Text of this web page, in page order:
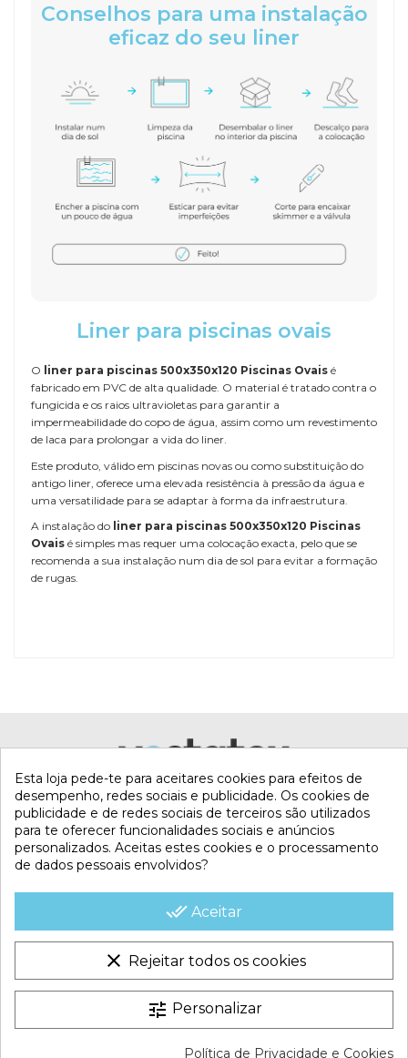
Conselhos para uma instalação
eficaz do seu liner
Liner para piscinas ovais
O liner para piscinas 500x350x120 Piscinas Ovais é
fabricado em PVC de alta qualidade. O material é tratado contra o
fungicida e os raios ultravioletas para garantir a
impermeabilidade do copo de água, assim como um revestimento
de laca para prolongar a vida do liner.
Este produto, válido em piscinas novas ou como substituição do
antigo liner, oferece uma elevada resistência à pressão da água e
uma versatilidade para se adaptar à forma da infraestrutura.
A instalação do liner para piscinas 500x350x120 Piscinas
Ovais é simples mas requer uma colocação exacta, pelo que se
recomenda a sua instalação num dia de sol para evitar a formação
de rugas.
CONTACTA CON NOSOTROS
CONDICIONES COMERCIALES
Aviso legal | Termos e Condições |
Esta loja pede-te para aceitares cookies para efeitos de
desempenho, redes sociais e publicidade. Os cookies de
publicidade e de redes sociais de terceiros são utilizados
para te oferecer funcionalidades sociais e anúncios
personalizados. Aceitas estes cookies e o processamento
de dados pessoais envolvidos?
done_all Aceitar
clear Rejeitar todos os cookies
tune Personalizar
Política de Privacidade e Cookies